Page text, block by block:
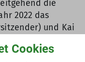
die
2022 das
und Kai
Cookies